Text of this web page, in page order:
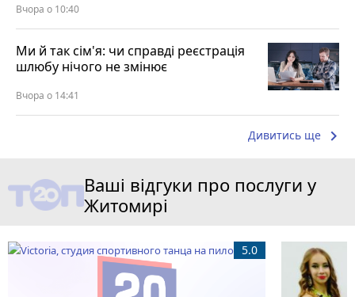
Вчора о 10:40
Ми й так сім'я: чи справді реєстрація
шлюбу нічого не змінює
Вчора о 14:41
Дивитись ще keyboard_arrow_right
Ваші відгуки про послуги у
Житомирі
5.0